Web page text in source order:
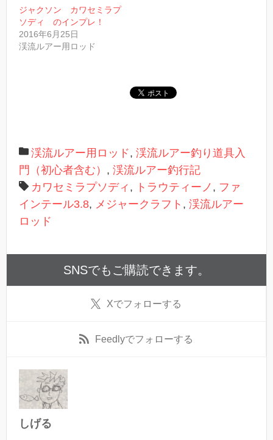
し
い
ウ
ィ
ン
ド
ジャクソン カワセミラプ
ソディ のインプレ！
2016年6月25日
渓流ルアー用ロッド
渓流ルアー用ロッド, 渓流ルアー釣り道具入
門（初心者含む） , 渓流ルアー釣行記
カワセミラプソディ , トラウティーノ , ファ
インテール3.8, メジャークラフト , 渓流ルアー
ロッド
SNSでもご購読できます。
Xでフォローする
Feedlyでフォローする
しげる